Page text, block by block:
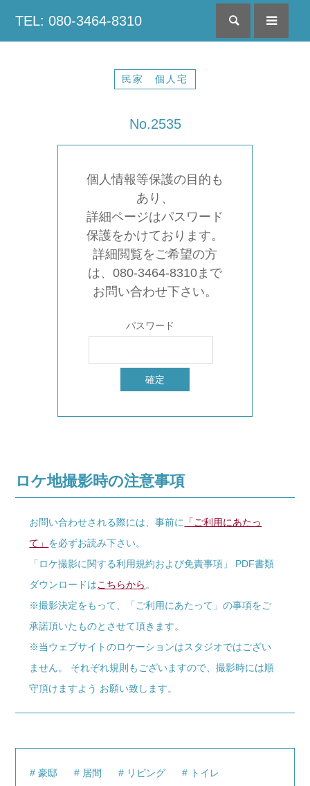
TEL: 080-3464-8310 検索
民家 個人宅
No.2535
個人情報等保護の目的も
あり、
詳細ページはパスワード
保護をかけております。
詳細閲覧をご希望の方
は、080-3464-8310まで
お問い合わせ下さい。
パスワード
ロケ地撮影時の注意事項
お問い合わせされる際には、事前に 「ご利用にあたっ
て」 を必ずお読み下さい。
「ロケ撮影に関する利用規約および免責事項」 PDF書類
ダウンロードはこちらから。
※撮影決定をもって、「ご利用にあたって」の事項をご
承諾頂いたものとさせて頂きます。
※当ウェブサイトのロケーションはスタジオではござい
ません。 それぞれ規則もございますので、撮影時には順
守頂けますよう お願い致します。
豪邸 居間 リビング トイレ